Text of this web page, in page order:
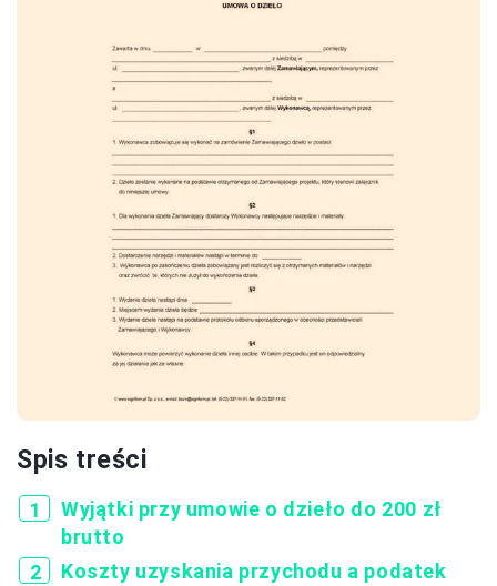
Spis treści
Wyjątki przy umowie o dzieło do 200 zł
brutto
Koszty uzyskania przychodu a podatek